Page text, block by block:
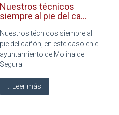
Nuestros técnicos
siempre al pie del ca...
Nuestros técnicos siempre al
pie del cañón, en este caso en el
ayuntamiento de Molina de
Segura
... Leer más.